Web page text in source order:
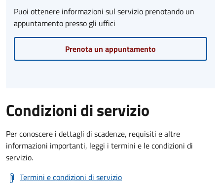
Puoi ottenere informazioni sul servizio prenotando un
appuntamento presso gli uffici
Prenota un appuntamento
Condizioni di servizio
Per conoscere i dettagli di scadenze, requisiti e altre
informazioni importanti, leggi i termini e le condizioni di
servizio.
Termini e condizioni di servizio